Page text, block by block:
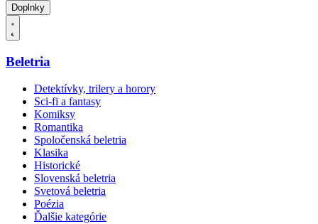
Doplnky
Beletria
Detektívky, trilery a horory
Sci-fi a fantasy
Komiksy
Romantika
Spoločenská beletria
Klasika
Historické
Slovenská beletria
Svetová beletria
Poézia
Ďalšie kategórie